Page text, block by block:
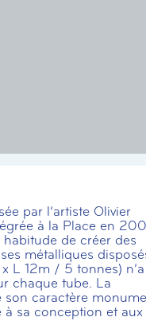
par l’artiste Olivier
à la Place en
de créer des
métalliques
L 12m / 5 tonnes) n’a
chaque tube. La
caractère
à sa conception et aux